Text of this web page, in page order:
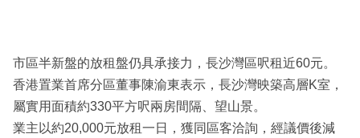
市區半新盤的放租盤仍具承接力，長沙灣區呎租近60元。
香港置業首席分區董事陳渝東表示，長沙灣映築高層K室，
屬實用面積約330平方呎兩房間隔、望山景。
業主以約20,000元放租一日，獲同區客洽詢，經議價後減